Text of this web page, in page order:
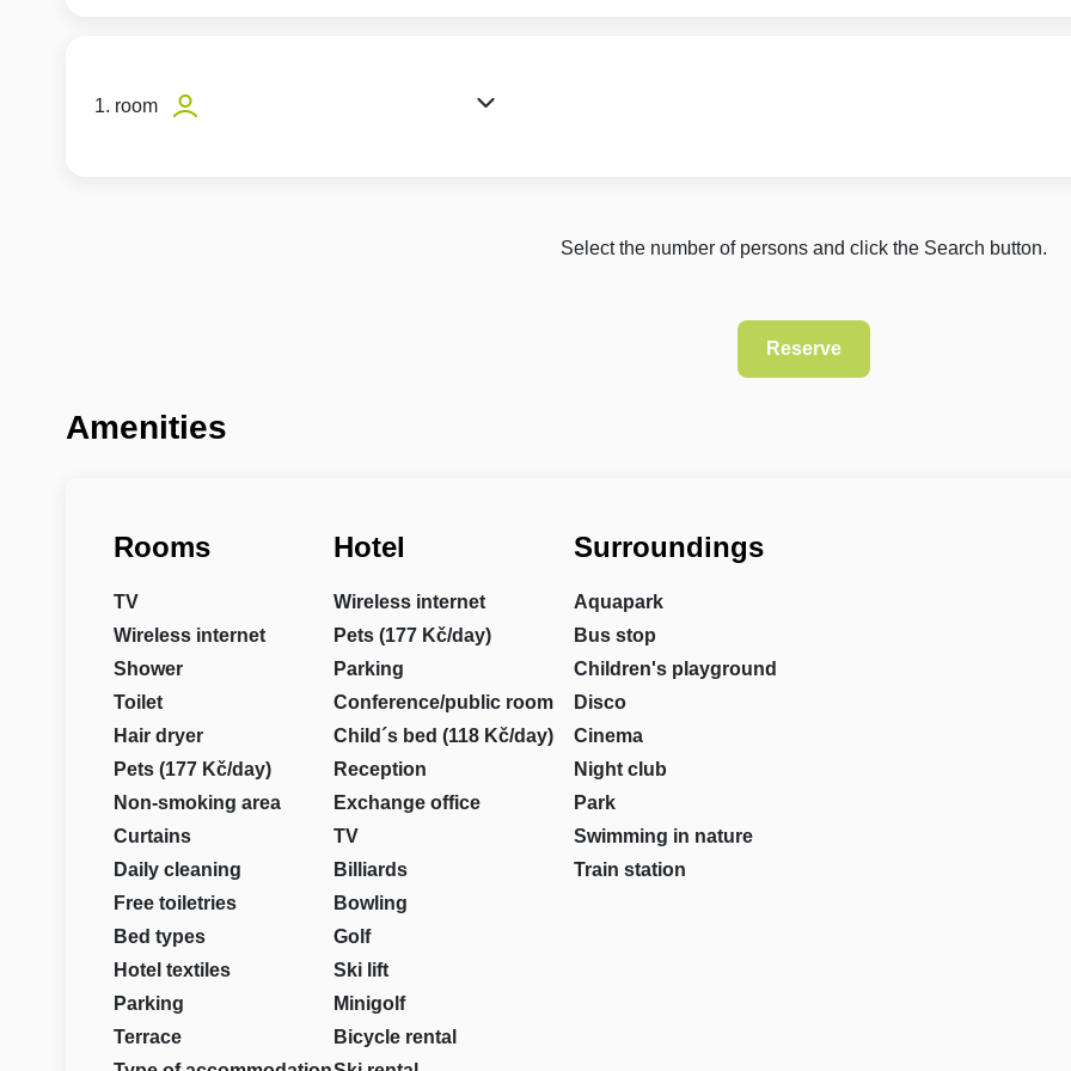
1. room
Select the number of persons and click the Search button.
Amenities
Rooms
TV
Wireless internet
Shower
Toilet
Hair dryer
Pets (177 Kč/day)
Non-smoking area
Curtains
Daily cleaning
Free toiletries
Bed types
Hotel textiles
Parking
Terrace
Hotel
Wireless internet
Pets (177 Kč/day)
Parking
Conference/public room
Child´s bed (118 Kč/day)
Reception
Exchange office
TV
Billiards
Bowling
Golf
Ski lift
Minigolf
Bicycle rental
Surroundings
Aquapark
Bus stop
Children's playground
Disco
Cinema
Night club
Park
Swimming in nature
Train station